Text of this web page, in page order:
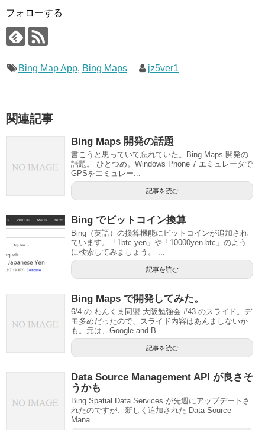
フォローする
Bing Map App, Bing Maps jz5ver1
関連記事
Bing Maps 開発の話題
書こうと思っていて忘れていた。Bing Maps 開発の
話題。 ひとつめ。Windows Phone 7 エミュレータで
GPSをエミュレー...
記事を読む
Bing でビットコイン換算
Bing（英語）の換算機能にビットコインが追加され
ています。「1btc yen」や「10000yen btc」のよう
に検索してみましょう。 ...
記事を読む
Bing Maps で開発してみた。
6/4 の わんくま同盟 大阪勉強会 #43 のスライド。デ
モ多めだったので、スライド内容はあんましないか
も。元は、Google and B...
記事を読む
Data Source Management API が良さそ
うかも
Bing Spatial Data Services が先週にアップデートさ
れたのですが、新しく追加された Data Source
Mana...